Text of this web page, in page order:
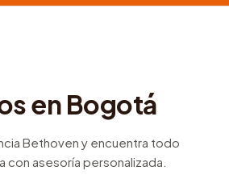
en Bogotá
Bethoven y encuentra todo
con asesoría personalizada.